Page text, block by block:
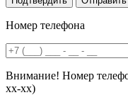
Номер телефона
Внимание! Номер
хх-хх)